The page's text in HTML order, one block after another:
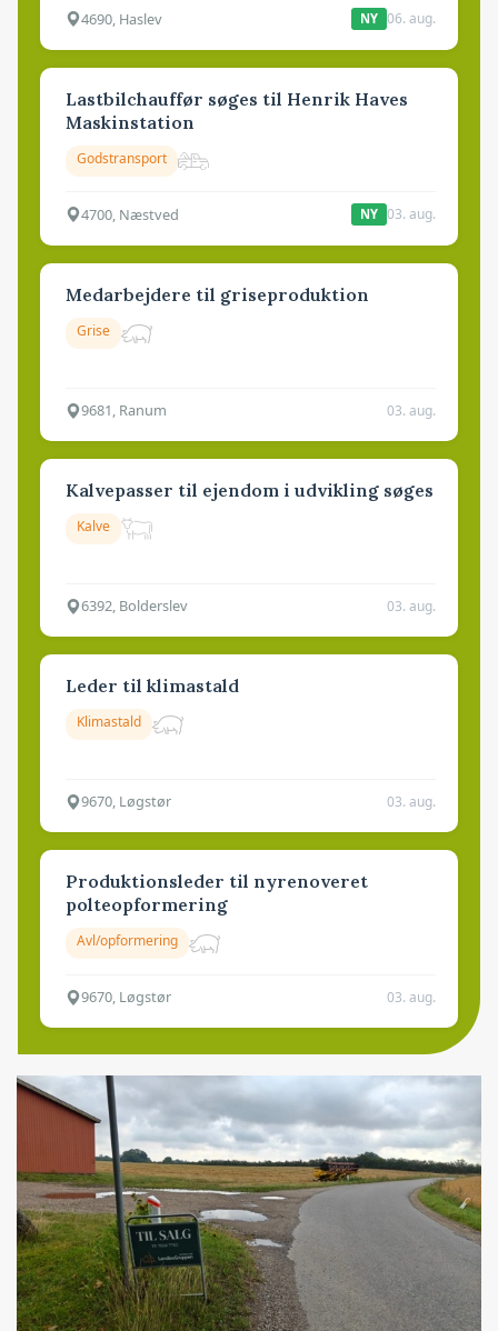
4690, Haslev NY 06. aug.
Lastbilchauffør søges til Henrik Haves
Maskinstation
Godstransport
4700, Næstved NY 03. aug.
Medarbejdere til griseproduktion
Grise
9681, Ranum 03. aug.
Kalvepasser til ejendom i udvikling søges
Kalve
6392, Bolderslev 03. aug.
Leder til klimastald
Klimastald
9670, Løgstør 03. aug.
Produktionsleder til nyrenoveret
polteopformering
Avl/opformering
9670, Løgstør 03. aug.